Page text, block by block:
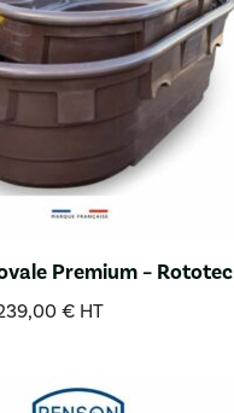
Premium – Rototec
€ HT